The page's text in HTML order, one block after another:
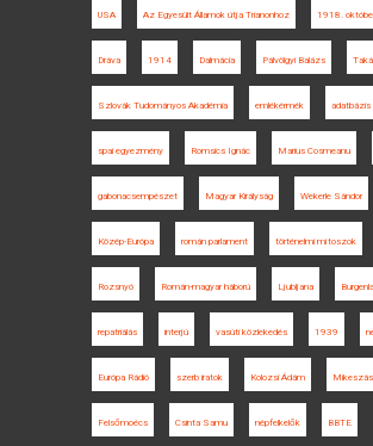
USA Az Egyesült Államok útja Trianonhoz 1918.
Dráva 1914 Dalmácia Pálvölgyi Balázs
Szlovák Tudományos Akadémia emlékérmék adatbázis
spai egyezmény Romsics Ignác Marius Cosmeanu
gabonacsempészet Magyar Királyság Wekerle Sándor
Közép-Európa román parlament történelmi mítoszok
Rozsnyó Román-magyar háború Ljubljana
repatriálás interjú vasúti közlekedés 1939
Európa Rádió szerb iratok Kolozsi Ádám
Felsőmoécs Csinta Samu népfelkelők BBTE